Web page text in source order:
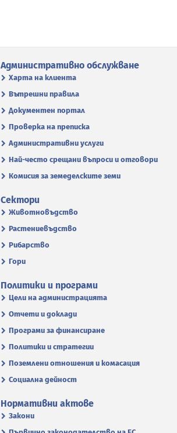
Административно обслужване
Харта на клиента
Вътрешни правила
Документен портал
Проверка на преписка
Административни услуги
Най-често срещани въпроси и отговори
Комисия за земеделските земи
Сектори
Животновъдство
Растениевъдство
Рибарство
Гори
Политики и програми
Цели на администрацията
Отчети и доклади
Програми за финансиране
Политики и стратегии
Поземлени отношения и комасация
Социална дейност
Нормативни актове
Закони